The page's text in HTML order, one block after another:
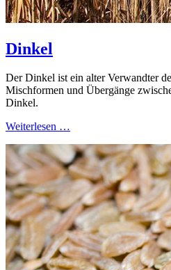
Dinkel
Der Dinkel ist ein alter Verwandter
Mischformen und Übergänge
Dinkel.
Weiterlesen …